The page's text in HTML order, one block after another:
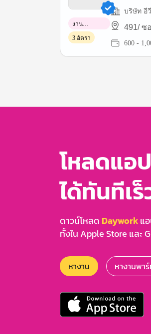
บริษัท อี
491/ ซ
600 -
งาน
พาร์ทไทม์
3 อัตรา
โหลดแอ
ได้ทันทีเ
ดาวน์โหลด Dayworkแ
ทั้งใน Apple Store และ
หางาน หางานพา